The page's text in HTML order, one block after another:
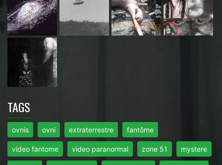
TAGS
ovnis ovni extraterrestre fantôme
video fantome video paranormal zone 51 mystere